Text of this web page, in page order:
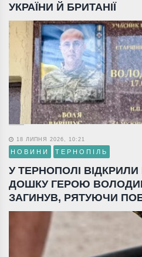
УКРАЇНИ Й БРИТАНІЇ
18 ЛИПНЯ 2026, 10:21
НОВИНИ ТЕРНОПІЛЬ
У ТЕРНОПОЛІ
ДОШКУ ГЕРОЮ
ЗАГИНУВ, РЯТУЮЧИ